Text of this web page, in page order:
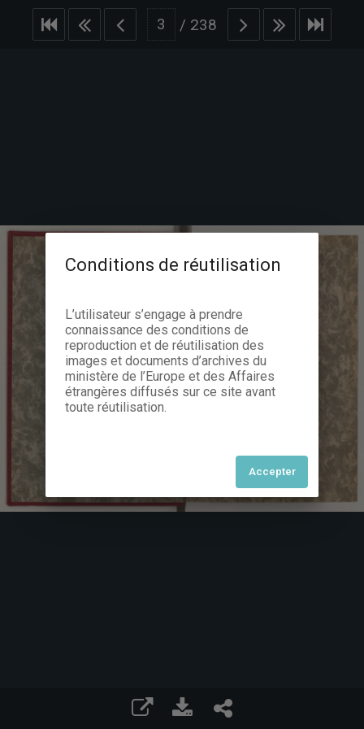
/ 238
Conditions de réutilisation
L’utilisateur s’engage à prendre
connaissance des conditions de
reproduction et de réutilisation des
images et documents d’archives du
ministère de l’Europe et des Affaires
étrangères diffusés sur ce site avant
toute réutilisation.